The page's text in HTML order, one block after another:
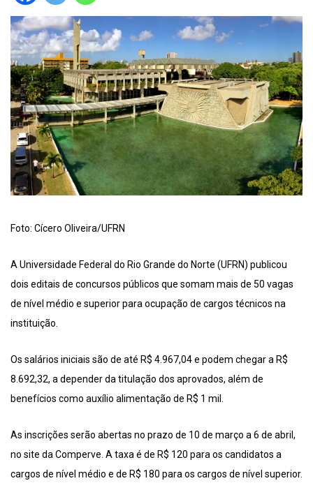
Foto: Cícero Oliveira/UFRN
A Universidade Federal do Rio Grande do Norte (UFRN) publicou
dois editais de concursos públicos que somam mais de 50 vagas
de nível médio e superior para ocupação de cargos técnicos na
instituição.
Os salários iniciais são de até R$ 4.967,04 e podem chegar a R$
8.692,32, a depender da titulação dos aprovados, além de
benefícios como auxílio alimentação de R$ 1 mil.
As inscrições serão abertas no prazo de 10 de março a 6 de abril,
no site da Comperve. A taxa é de R$ 120 para os candidatos a
cargos de nível médio e de R$ 180 para os cargos de nível superior.